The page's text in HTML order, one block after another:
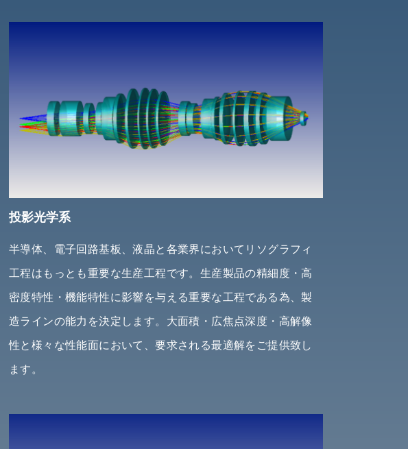
投影光学系
半導体、電子回路基板、液晶と各業界においてリソグラフィ
工程はもっとも重要な生産工程です。生産製品の精細度・高
密度特性・機能特性に影響を与える重要な工程である為、製
造ラインの能力を決定します。大面積・広焦点深度・高解像
性と様々な性能面において、要求される最適解をご提供致し
ます。